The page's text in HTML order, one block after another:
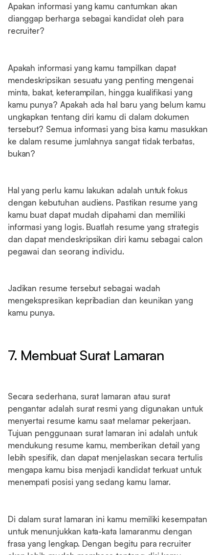
Apakan informasi yang kamu cantumkan akan
dianggap berharga sebagai kandidat oleh para
recruiter?
Apakah informasi yang kamu tampilkan dapat
mendeskripsikan sesuatu yang penting mengenai
minta, bakat, keterampilan, hingga kualifikasi yang
kamu punya? Apakah ada hal baru yang belum kamu
ungkapkan tentang diri kamu di dalam dokumen
tersebut? Semua informasi yang bisa kamu masukkan
ke dalam resume jumlahnya sangat tidak terbatas,
bukan?
Hal yang perlu kamu lakukan adalah untuk fokus
dengan kebutuhan audiens. Pastikan resume yang
kamu buat dapat mudah dipahami dan memiliki
informasi yang logis. Buatlah resume yang strategis
dan dapat mendeskripsikan diri kamu sebagai calon
pegawai dan seorang individu.
Jadikan resume tersebut sebagai wadah
mengekspresikan kepribadian dan keunikan yang
kamu punya.
7. Membuat Surat Lamaran
Secara sederhana, surat lamaran atau surat
pengantar adalah surat resmi yang digunakan untuk
menyertai resume kamu saat melamar pekerjaan.
Tujuan penggunaan surat lamaran ini adalah untuk
mendukung resume kamu, memberikan detail yang
lebih spesifik, dan dapat menjelaskan secara tertulis
mengapa kamu bisa menjadi kandidat terkuat untuk
menempati posisi yang sedang kamu lamar.
Di dalam surat lamaran ini kamu memiliki kesempatan
untuk menunjukkan kata-kata lamaranmu dengan
frasa yang lengkap. Dengan begitu para recruiter